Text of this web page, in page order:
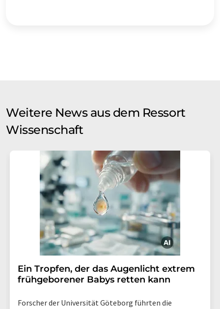
Weitere News aus dem Ressort
Wissenschaft
Ein Tropfen, der das Augenlicht extrem
frühgeborener Babys retten kann
Forscher der Universität Göteborg führten die